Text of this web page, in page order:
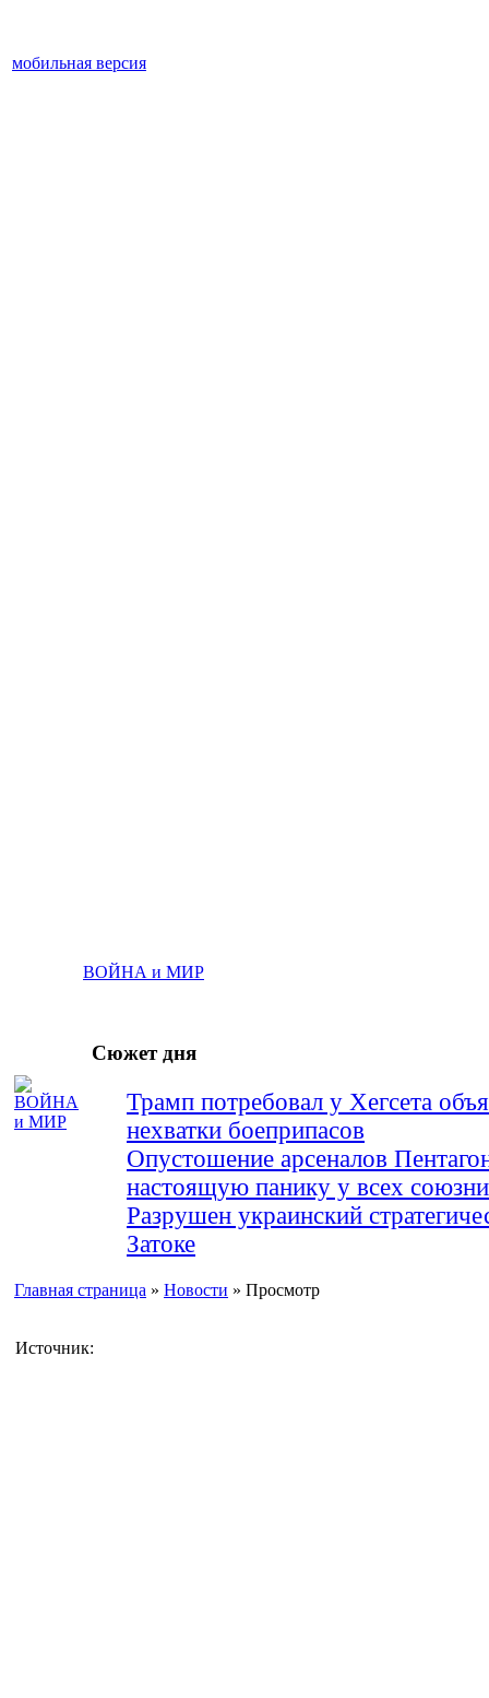
мобильная версия
ВОЙНА и МИР
Сюжет дня
Трамп потребовал у Хегсета
нехватки боеприпасов
Опустошение арсеналов
настоящую панику у всех
Разрушен украинский
Затоке
Главная страница » Новости » Просмотр
Источник: